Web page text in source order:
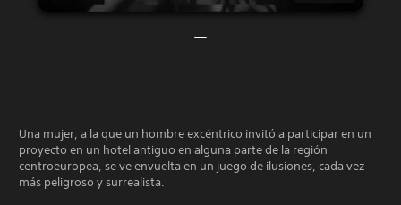
Una mujer, a la que un hombre excéntrico invitó a participar en un
proyecto en un hotel antiguo en alguna parte de la región
centroeuropea, se ve envuelta en un juego de ilusiones, cada vez
más peligroso y surrealista.